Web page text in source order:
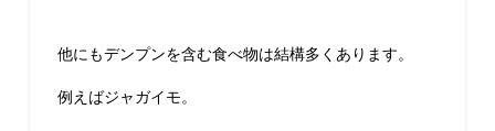
他にもデンプンを含む食べ物は結構多くあります。
例えばジャガイモ。